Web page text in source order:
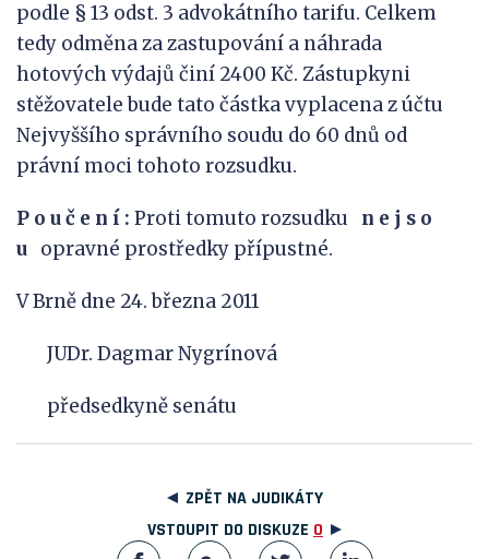
podle § 13 odst. 3 advokátního tarifu. Celkem
tedy odměna za zastupování a náhrada
hotových výdajů činí 2400 Kč. Zástupkyni
stěžovatele bude tato částka vyplacena z účtu
Nejvyššího správního soudu do 60 dnů od
právní moci tohoto rozsudku.
P o u č e n í : Proti tomuto rozsudku n e j s o
u opravné prostředky přípustné.
V Brně dne 24. března 2011
JUDr. Dagmar Nygrínová
předsedkyně senátu
ZPĚT NA JUDIKÁTY
VSTOUPIT DO DISKUZE 0